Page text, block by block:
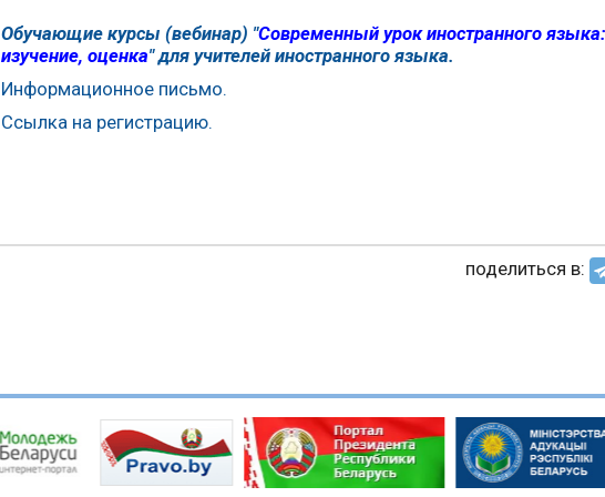
Обучающие курсы (вебинар) "Современный урок иностранного
изучение, оценка"для учителей иностранного языка.
Информационное письмо.
Ссылка на регистрацию.
поделиться в: